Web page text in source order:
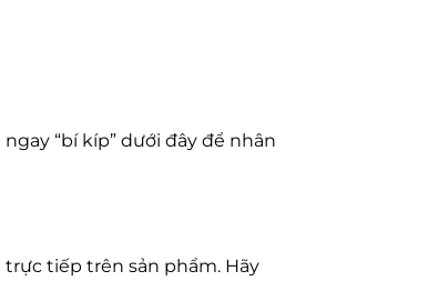
“bí kíp” dưới đây để nhân
tiếp trên sản phẩm. Hãy